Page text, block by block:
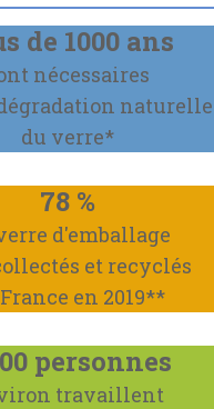
de 1000 ans
nécessaires
naturelle
du verre*
78 %
d'emballage
et recyclés
en 2019**
personnes
travaillent